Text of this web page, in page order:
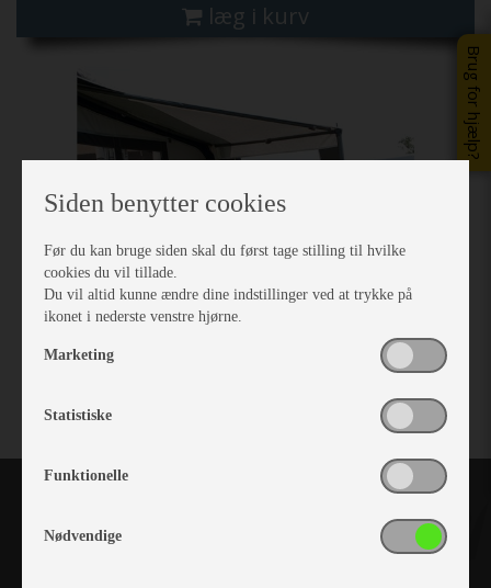
Brug for hjælp?
læg i kurv
Previous Next
Siden benytter cookies
Før du kan bruge siden skal du først tage stilling til hvilke
cookies du vil tillade.
Du vil altid kunne ændre dine indstillinger ved at trykke på
ikonet i nederste venstre hjørne.
Marketing
Statistiske
Funktionelle
Nødvendige